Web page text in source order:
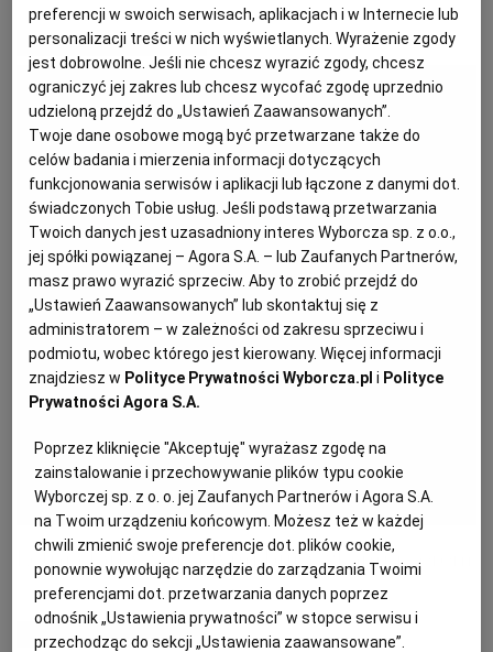
NAPOJE
SAŁATKI
MAKARONY
DRÓB
MIĘSA
RYBY
DOMOWE PRZETWORY
SOST, DIPY I INNE DODATKI
DOMOWE PRZYJĘCIE
GRILL
KUCHNIA CHIŃSKA
KUCHNIA TAJSKA
KUCHNIA GRECKA
KUCHNIA PORTUGALSKA
KUCHNIA FRANCUSKA
KUCHNIA AMERYKAŃSKA
KUCHNIA MEKSYKAŃSKA
KUCHNIA INDYJSKA
KUCHNIA HISZPAŃSKA
ZAKUPY
SPRZĘT KUCHENNY
FIT PRZEPISY
WEGE
WEGAN
BEZ GLUTENU
PODRÓŻE KULINARNE
HISTORIE KULINARNE
FELIETONY KULINARNE
KSIĄŻKI KULINARNE
SZEF KUCHNI
NASZE SERWISY
SERWISY LOKALNE
BIAŁYSTOK
BIELSKO-BIAŁA
BYDGOSZCZ
CZĘSTOCHOWA
GLIWICE
GORZÓW WIELKOPOLSKI
KALISZ
WYBORCZA.PL
MAGAZYNY
DUŻY FORMAT
WOLNA SOBOTA
WYBORCZA TV I VOD
TYLKO ZDROWIE
KSIĄŻKI. MAGAZYN DO CZYTANIA
WYBORCZA CLASSIC
WYBORCZA.BIZ
BIQDATA
JUTRONAUCI
ARCHIWUM
MATERIAŁ PROMOCYJNY
Letnia tarta z młodymi buraczkami i serem
MATERIAŁ PROMOCYJNY
preferencji w swoich serwisach, aplikacjach i w Internecie lub
personalizacji treści w nich wyświetlanych. Wyrażenie zgody
jest dobrowolne. Jeśli nie chcesz wyrazić zgody, chcesz
ograniczyć jej zakres lub chcesz wycofać zgodę uprzednio
udzieloną przejdź do „Ustawień Zaawansowanych”.
Twoje dane osobowe mogą być przetwarzane także do
celów badania i mierzenia informacji dotyczących
funkcjonowania serwisów i aplikacji lub łączone z danymi dot.
świadczonych Tobie usług. Jeśli podstawą przetwarzania
Twoich danych jest uzasadniony interes Wyborcza sp. z o.o.,
jej spółki powiązanej – Agora S.A. – lub Zaufanych Partnerów,
masz prawo wyrazić sprzeciw. Aby to zrobić przejdź do
„Ustawień Zaawansowanych” lub skontaktuj się z
administratorem – w zależności od zakresu sprzeciwu i
podmiotu, wobec którego jest kierowany. Więcej informacji
znajdziesz w Polityce Prywatności Wyborcza.pl i Polityce
Prywatności Agora S.A.
Poprzez kliknięcie "Akceptuję" wyrażasz zgodę na
zainstalowanie i przechowywanie plików typu cookie
Wyborczej sp. z o. o. jej Zaufanych Partnerów i Agora S.A.
na Twoim urządzeniu końcowym. Możesz też w każdej
chwili zmienić swoje preferencje dot. plików cookie,
ponownie wywołując narzędzie do zarządzania Twoimi
preferencjami dot. przetwarzania danych poprzez
odnośnik „Ustawienia prywatności” w stopce serwisu i
przechodząc do sekcji „Ustawienia zaawansowane”.